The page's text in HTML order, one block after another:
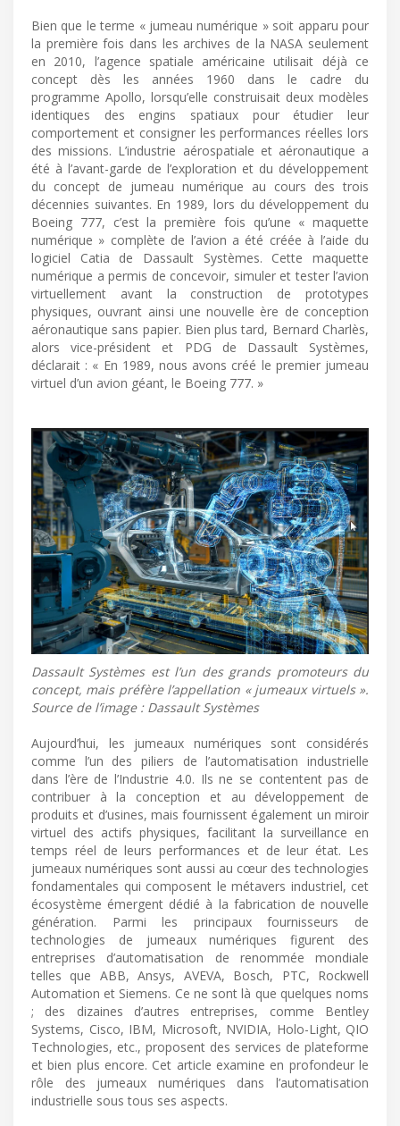
Bien que le terme « jumeau numérique » soit apparu pour
la première fois dans les archives de la NASA seulement
en 2010, l’agence spatiale américaine utilisait déjà ce
concept dès les années 1960 dans le cadre du
programme Apollo, lorsqu’elle construisait deux modèles
identiques des engins spatiaux pour étudier leur
comportement et consigner les performances réelles lors
des missions. L’industrie aérospatiale et aéronautique a
été à l’avant-garde de l’exploration et du développement
du concept de jumeau numérique au cours des trois
décennies suivantes. En 1989, lors du développement du
Boeing 777, c’est la première fois qu’une « maquette
numérique » complète de l’avion a été créée à l’aide du
logiciel Catia de Dassault Systèmes. Cette maquette
numérique a permis de concevoir, simuler et tester l’avion
virtuellement avant la construction de prototypes
physiques, ouvrant ainsi une nouvelle ère de conception
aéronautique sans papier. Bien plus tard, Bernard Charlès,
alors vice-président et PDG de Dassault Systèmes,
déclarait : « En 1989, nous avons créé le premier jumeau
virtuel d’un avion géant, le Boeing 777. »
Dassault Systèmes est l’un des grands promoteurs du
concept, mais préfère l’appellation « jumeaux virtuels ».
Source de l’image : Dassault Systèmes
Aujourd’hui, les jumeaux numériques sont considérés
comme l’un des piliers de l’automatisation industrielle
dans l’ère de l’Industrie 4.0. Ils ne se contentent pas de
contribuer à la conception et au développement de
produits et d’usines, mais fournissent également un miroir
virtuel des actifs physiques, facilitant la surveillance en
temps réel de leurs performances et de leur état. Les
jumeaux numériques sont aussi au cœur des technologies
fondamentales qui composent le métavers industriel, cet
écosystème émergent dédié à la fabrication de nouvelle
génération. Parmi les principaux fournisseurs de
technologies de jumeaux numériques figurent des
entreprises d’automatisation de renommée mondiale
telles que ABB, Ansys, AVEVA, Bosch, PTC, Rockwell
Automation et Siemens. Ce ne sont là que quelques noms
; des dizaines d’autres entreprises, comme Bentley
Systems, Cisco, IBM, Microsoft, NVIDIA, Holo-Light, QIO
Technologies, etc., proposent des services de plateforme
et bien plus encore. Cet article examine en profondeur le
rôle des jumeaux numériques dans l’automatisation
industrielle sous tous ses aspects.